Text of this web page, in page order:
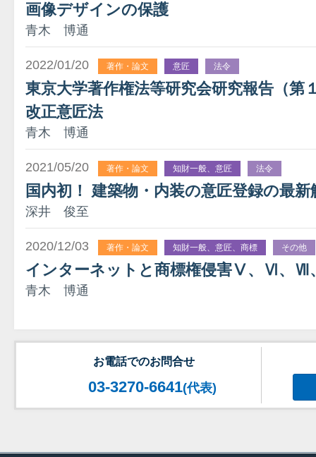
画像デザインの保護
青木 博通
2022/01/20 著作・論文 意匠 法令
東京大学著作権法等研究会研究報告（第
改正意匠法
青木 博通
2021/05/20 著作・論文 知財一般、意匠 法令
国内初！ 建築物・内装の意匠登録の最新
深井 俊至
2020/12/03 著作・論文 知財一般、意匠、商標 その他
インターネットと商標権侵害Ⅴ、Ⅵ、
青木 博通
お電話でのお問合せ
03-3270-6641(代表)